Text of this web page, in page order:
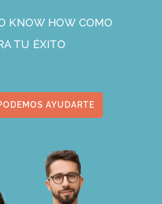
KNOW HOW COMO
TU ÉXITO
AYUDARTE